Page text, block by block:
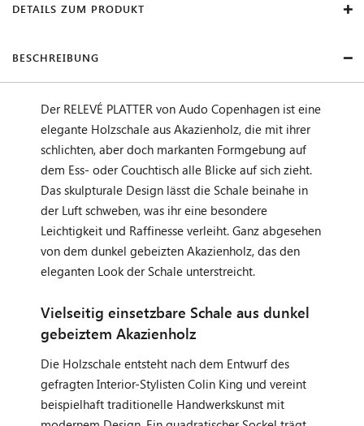
DETAILS ZUM PRODUKT
BESCHREIBUNG
Der RELEVÉ PLATTER von Audo Copenhagen ist eine
elegante Holzschale aus Akazienholz, die mit ihrer
schlichten, aber doch markanten Formgebung auf
dem Ess- oder Couchtisch alle Blicke auf sich zieht.
Das skulpturale Design lässt die Schale beinahe in
der Luft schweben, was ihr eine besondere
Leichtigkeit und Raffinesse verleiht. Ganz abgesehen
von dem dunkel gebeizten Akazienholz, das den
eleganten Look der Schale unterstreicht.
Vielseitig einsetzbare Schale aus dunkel
gebeiztem Akazienholz
Die Holzschale entsteht nach dem Entwurf des
gefragten Interior-Stylisten Colin King und vereint
beispielhaft traditionelle Handwerkskunst mit